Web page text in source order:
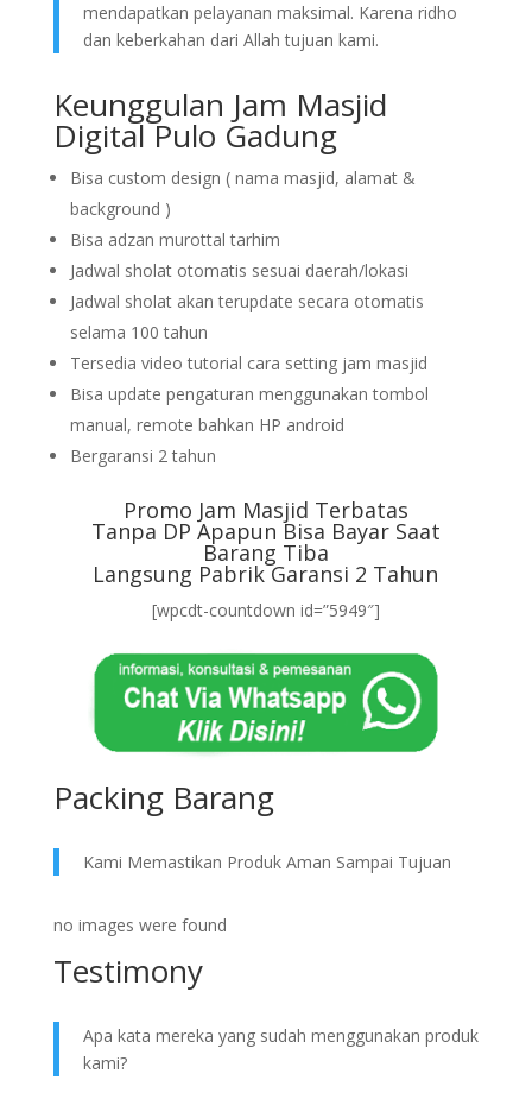
mendapatkan pelayanan maksimal. Karena ridho
dan keberkahan dari Allah tujuan kami.
Keunggulan Jam Masjid
Digital Pulo Gadung
Bisa custom design ( nama masjid, alamat &
background )
Bisa adzan murottal tarhim
Jadwal sholat otomatis sesuai daerah/lokasi
Jadwal sholat akan terupdate secara otomatis
selama 100 tahun
Tersedia video tutorial cara setting jam masjid
Bisa update pengaturan menggunakan tombol
manual, remote bahkan HP android
Bergaransi 2 tahun
Promo Jam Masjid Terbatas
Tanpa DP Apapun Bisa Bayar Saat
Barang Tiba
Langsung Pabrik Garansi 2 Tahun
[wpcdt-countdown id=”5949″]
Packing Barang
Kami Memastikan Produk Aman Sampai Tujuan
no images were found
Testimony
Apa kata mereka yang sudah menggunakan produk
kami?